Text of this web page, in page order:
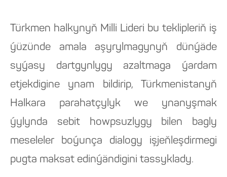
Türkmen halkynyň Milli Lideri bu teklipleriň iş
ýüzünde amala aşyrylmagynyň dünýäde
syýasy dartgynlygy azaltmaga ýardam
etjekdigine ynam bildirip, Türkmenistanyň
Halkara parahatçylyk we ynanyşmak
ýylynda sebit howpsuzlygy bilen bagly
meseleler boýunça dialogy işjeňleşdirmegi
pugta maksat edinýändigini tassyklady.